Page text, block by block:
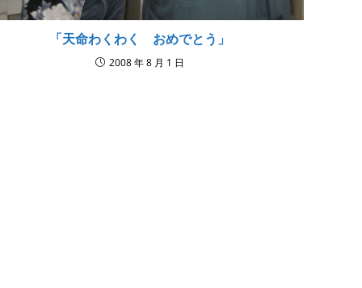
「天命わくわく おめでとう」
2008 年 8 月 1 日